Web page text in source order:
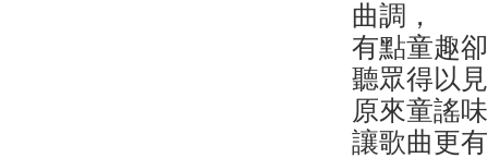
曲調，
有點童趣
聽眾得以
原來童謠
讓歌曲更